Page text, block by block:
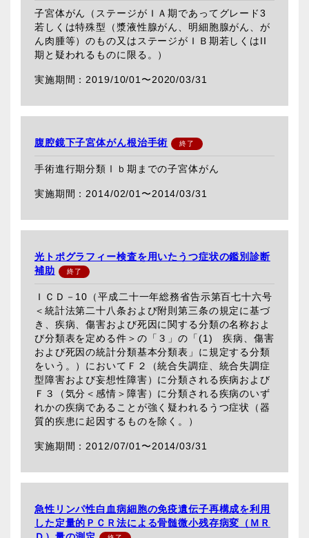
子宮体がん（ステージがＩＡ期であってグレード3
若しくは特殊型（漿液性腺がん、明細胞腺がん、が
ん肉腫等）のもの又はステージがＩＢ期若しくはII
期と疑われるものに限る。）
2019/10/01〜2020/03/31
腹腔鏡下子宮体がん根治手術
手術進行期分類Ⅰｂ期までの子宮体がん
2014/02/01〜2014/03/31
光トポグラフィー検査を用いたうつ症状の鑑別診断
補助
ＩＣＤ－10（平成二十一年総務省告示第百七十六号
＜統計法第二十八条および附則第三条の規定に基づ
き、疾病、傷害および死因に関する分類の名称およ
び分類表を定める件＞の「３」の「(1) 疾病、傷害
および死因の統計分類基本分類表」に規定する分類
をいう。）においてＦ２（統合失調症、統合失調症
型障害および妄想性障害）に分類される疾病および
Ｆ３（気分＜感情＞障害）に分類される疾病のいず
れかの疾病であることが強く疑われるうつ症状（器
質的疾患に起因するものを除く。）
2012/07/01〜2014/03/31
急性リンパ性白血病細胞の免疫遺伝子再構成を利用
した定量的ＰＣＲ法による骨髄微小残存病変（ＭＲ